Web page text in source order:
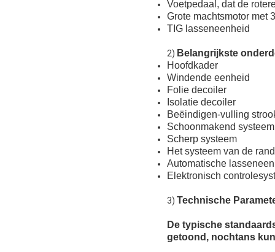
Voetpedaal, dat de
Grote machtsmotor met
TIG lasseneenheid
2) Belangrijkste
Hoofdkader
Windende eenheid
Folie decoiler
Isolatie decoiler
Beëindigen-vulling
Schoonmakend systeem
Scherp systeem
Het systeem van de
Automatische
Elektronisch
3) Technische
De typische
getoond, nochtans